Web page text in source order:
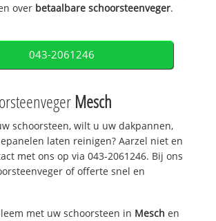
over betaalbare schoorsteenveger.
043-2061246
Mesch
schoorsteen, wilt u uw dakpannen,
laten reinigen? Aarzel niet en
met ons op via 043-2061246. Bij ons
of offerte snel en
met uw schoorsteen in Mesch en